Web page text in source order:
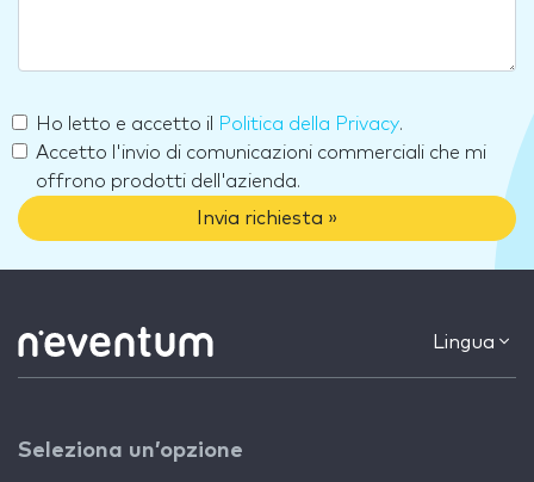
Ho letto e accetto il Politica della Privacy.
Accetto l'invio di comunicazioni commerciali che mi
offrono prodotti dell'azienda.
Invia richiesta »
Lingua
Seleziona un’opzione